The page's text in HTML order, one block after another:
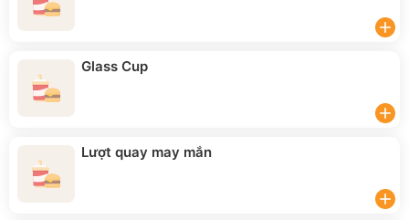
add
Glass Cup
add
Lượt quay may mắn
add